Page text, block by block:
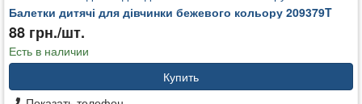
Балетки дитячі для дівчинки бежевого кольору 209379T
88 грн./шт.
Есть в наличии
Купить